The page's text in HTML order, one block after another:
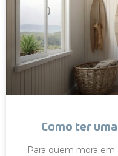
Como ter
Para quem mora